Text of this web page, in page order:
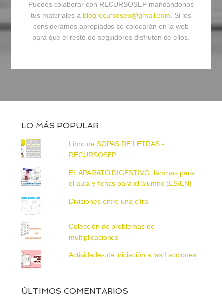
Puedes colaborar con RECURSOSEP mandándonos
tus materiales a blogrecursosep@gmail.com. Si los
consideramos apropiados se colocarán en la web
para que el resto de seguidores disfruten de ellos.
LO MÁS POPULAR
Libro de SOPAS DE LETRAS -
RECURSOSEP
EL APARATO DIGESTIVO: láminas para
el aula y fichas para el alumno (ES/EN)
Divisiones entre una cifra
Colección de problemas de
multiplicaciones
Actividades de iniciación a las fracciones
ÚLTIMOS COMENTARIOS